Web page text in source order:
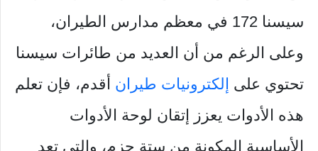
سيسنا 172 في معظم مدارس الطيران،
وعلى الرغم من أن العديد من طائرات سيسنا
تحتوي على إلكترونيات طيران أقدم، فإن تعلم
هذه الأدوات يعزز إتقان لوحة الأدوات
الأساسية المكونة من ستة حزم، والتي تعد